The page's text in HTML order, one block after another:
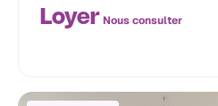
Loyer Nous consulter